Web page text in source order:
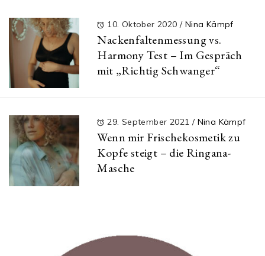
10. Oktober 2020 / Nina Kämpf
Nackenfaltenmessung vs.
Harmony Test – Im Gespräch
mit „Richtig Schwanger“
29. September 2021 / Nina Kämpf
Wenn mir Frischekosmetik zu
Kopfe steigt – die Ringana-
Masche